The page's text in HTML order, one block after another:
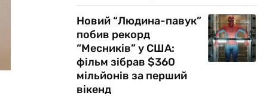
Новий “Людина-павук”
побив рекорд
“Месників” у США:
фільм зібрав $360
мільйонів за перший
вікенд